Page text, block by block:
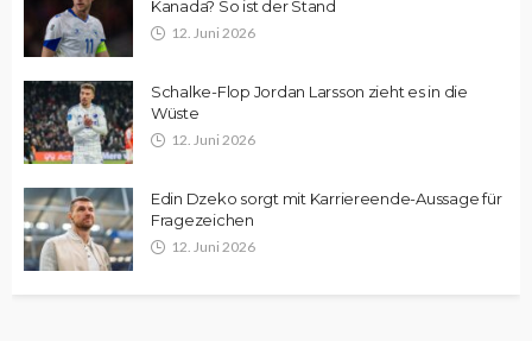
Kanada? So ist der Stand
12. Juni 2026
Schalke-Flop Jordan Larsson zieht es in die
Wüste
12. Juni 2026
Edin Dzeko sorgt mit Karriereende-Aussage für
Fragezeichen
12. Juni 2026